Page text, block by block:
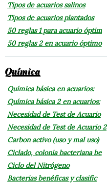
Tipos de acuarios salinos
Tipos de acuarios plantados
50 reglas 1 para acuario óptim
50 reglas 2 en acuario óptimo
Química
Química básica en acuarios:
Química básica 2 en acuarios:
Necesidad de Test de Acuario
Necesidad de Test de Acuario 2
Carbon activo (uso y mal uso)
Ciclado, colonia bacteriana be
Ciclo del Nitrógeno
Bacterias benéficas y clasific